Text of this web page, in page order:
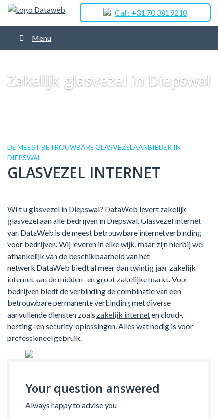
Call: +31 70 3819218
Menu
Zakelijk glasvezel in Diepswal
DE MEEST BETROUWBARE GLASVEZELAANBIEDER IN
DIEPSWAL
GLASVEZEL INTERNET
Wilt u glasvezel in Diepswal? DataWeb levert zakelijk
glasvezel aan alle bedrijven in Diepswal. Glasvezel internet
van DataWeb is de meest betrouwbare internetverbinding
voor bedrijven. Wij leveren in elke wijk, maar zijn hierbij wel
afhankelijk van de beschikbaarheid van het
netwerk.DataWeb biedt al meer dan twintig jaar zakelijk
internet aan de midden- en groot zakelijke markt. Voor
bedrijven biedt de verbinding de combinatie van een
betrouwbare permanente verbinding met diverse
aanvullende diensten zoals zakelijk interneten cloud-,
hosting- en security-oplossingen. Alles wat nodig is voor
professioneel gebruik.
Your question answered
Always happy to advise you